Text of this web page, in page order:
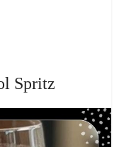
Spritz